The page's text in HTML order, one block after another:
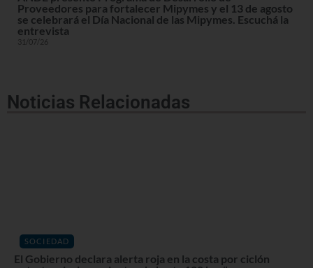
Proveedores para fortalecer Mipymes y el 13 de agosto
se celebrará el Día Nacional de las Mipymes. Escuchá la
entrevista
31/07/26
Noticias Relacionadas
SOCIEDAD
El Gobierno declara alerta roja en la costa por ciclón